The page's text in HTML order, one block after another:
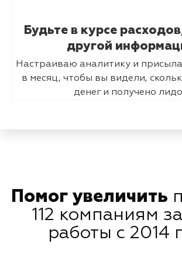
Будьте в курсе
другой
Настраиваю аналитику и
в месяц, чтобы вы видели,
денег и получено
Помог увеличить
112 компаниям
работы с 2014